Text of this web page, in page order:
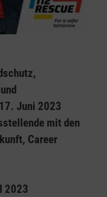
Juni 2023
mit den
Career
2023